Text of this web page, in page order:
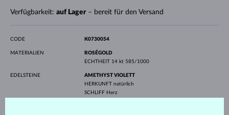
Verfügbarkeit: auf Lager– bereit für den Versand
CODE K0730054
MATERIALIEN
ROSÉGOLD
ECHTHEIT 14 kt 585/1000
EDELSTEINE
AMETHYST VIOLETT
HERKUNFT natürlich
SCHLIFF Herz